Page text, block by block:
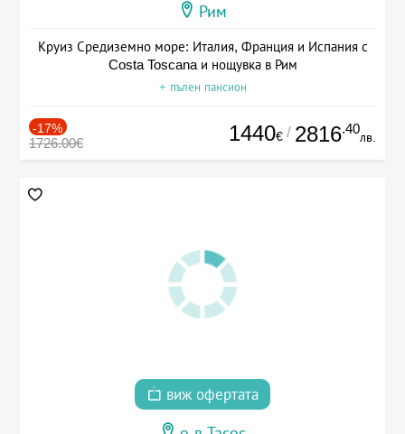
Рим
Круиз Средиземно море: Италия, Франция и Испания с
Costa Toscana и нощувка в Рим
+ пълен пансион
-17%
1726.00€ 1440€ / 2816.40
лв.
виж офертата